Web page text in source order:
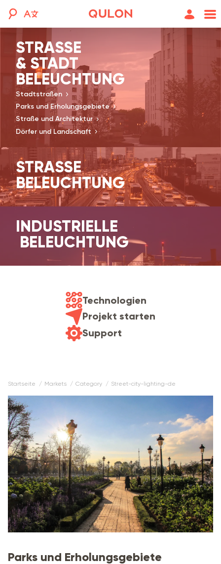
STRASSE
& STADT
BELEUCHTUNG
Stadtstraßen
Parks und Erholungsgebiete
Straße und Architektur
Dörfer und Landschaft
STRASSE
BELEUCHTUNG
INDUSTRIELLE
BELEUCHTUNG
Technologien
Projekt starten
Support
Startseite markets category street-city-lighting-de
Parks und Erholungsgebiete